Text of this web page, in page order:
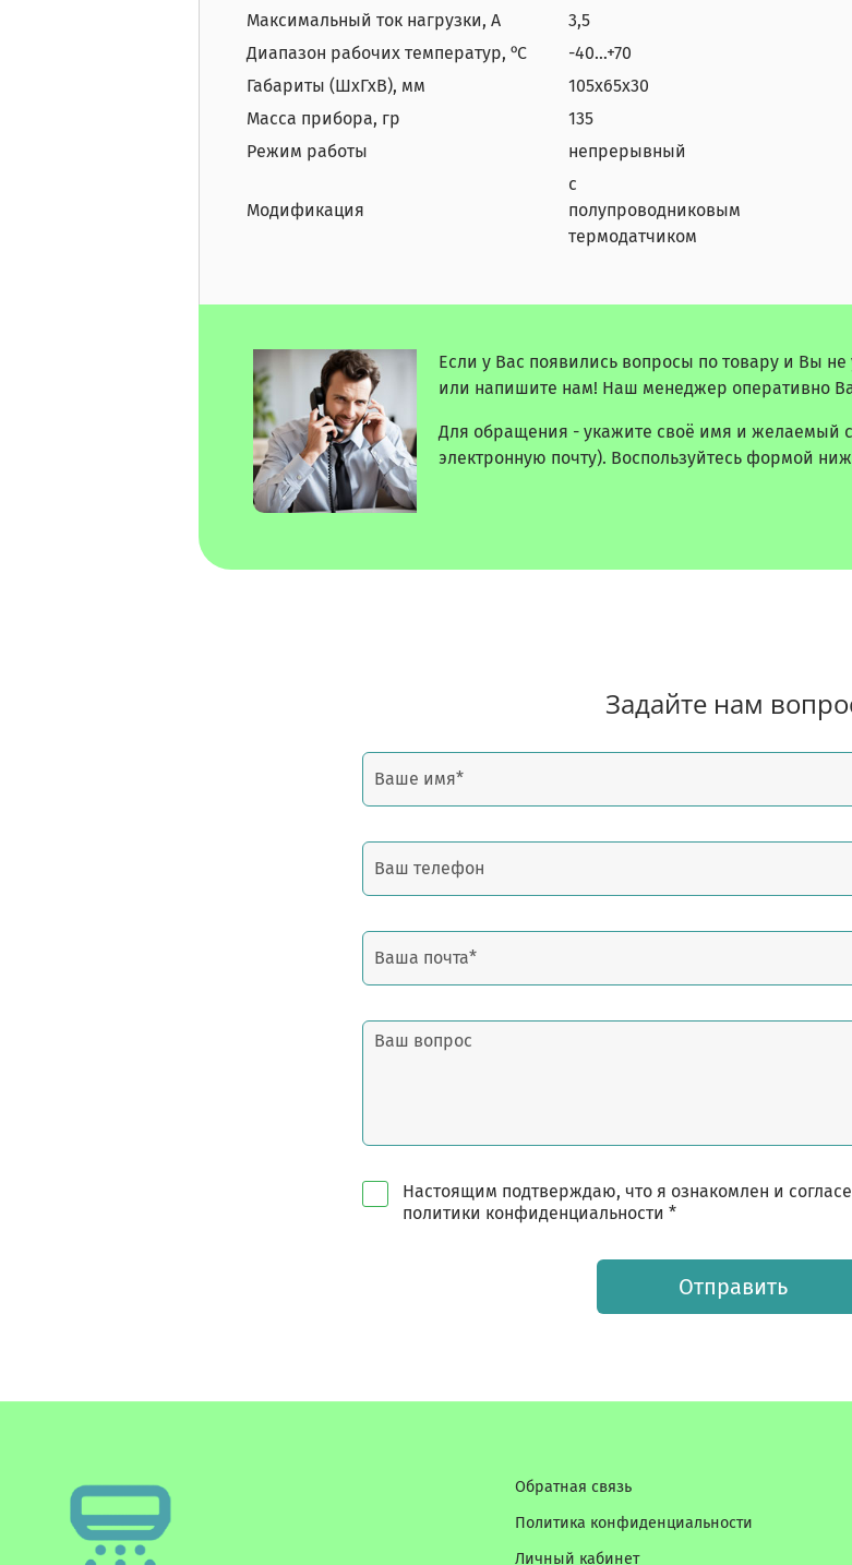
Максимальный ток нагрузки, А
3,5
Диапазон рабочих температур, ᵒС
-40…+70
Габариты (ШхГхВ), мм
105х65х30
Масса прибора, гр
135
Режим работы
непрерывный
Модификация
с
полупроводниковым
термодатчиком
Если у Вас появились вопросы по товару и Вы
или напишите нам! Наш менеджер оперативно
Для обращения - укажите своё имя и желаемый
электронную почту). Воспользуйтесь формой
Задайте нам
Настоящим подтверждаю, что я ознакомлен и
политики конфиденциальности *
Отправить
Обратная связь
Политика конфиденциальности
Личный кабинет